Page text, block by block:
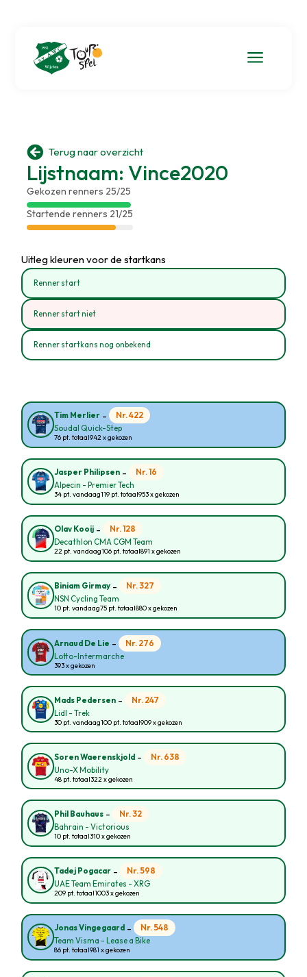
a
 Terug naar overzicht
Lijstnaam: Vince2020
Gekozen renners 25/25
Startende renners 21/25
Uitleg kleuren voor de startkans
Renner start
Renner start niet
Renner startkans nog onbekend
Tim Merlier - Nr. 422
Soudal Quick-Step
76 pt. totaal942 x gekozen
Jasper Philipsen - Nr. 16
Alpecin - Premier Tech
34 pt. vandaag119 pt. totaal953 x gekozen
Olav Kooij - Nr. 128
Decathlon CMA CGM Team
22 pt. vandaag106 pt. totaal891 x gekozen
Biniam Girmay - Nr. 327
NSN Cycling Team
10 pt. vandaag75 pt. totaal880 x gekozen
Arnaud De Lie - Nr. 276
Lotto-Intermarche
393 x gekozen
Mads Pedersen - Nr. 247
Lidl - Trek
30 pt. vandaag100 pt. totaal909 x gekozen
Soren Waerenskjold - Nr. 638
Uno-X Mobility
48 pt. totaal322 x gekozen
Phil Bauhaus - Nr. 32
Bahrain - Victorious
10 pt. totaal310 x gekozen
Tadej Pogacar - Nr. 598
UAE Team Emirates - XRG
209 pt. totaal1003 x gekozen
Jonas Vingegaard - Nr. 548
Team Visma - Lease a Bike
86 pt. totaal981 x gekozen